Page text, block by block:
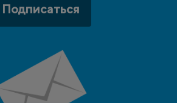
Подписаться